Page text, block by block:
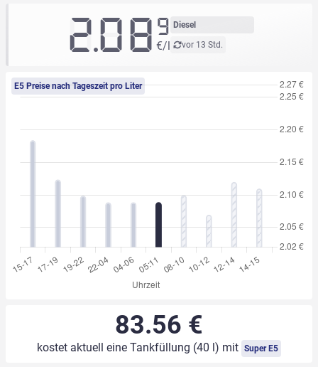
Diesel
vor 13 Std.
2.089
€/l
E5 Preise nach Tageszeit pro Liter
83.56 €
kostet aktuell eine Tankfüllung (40 l) mit Super E5